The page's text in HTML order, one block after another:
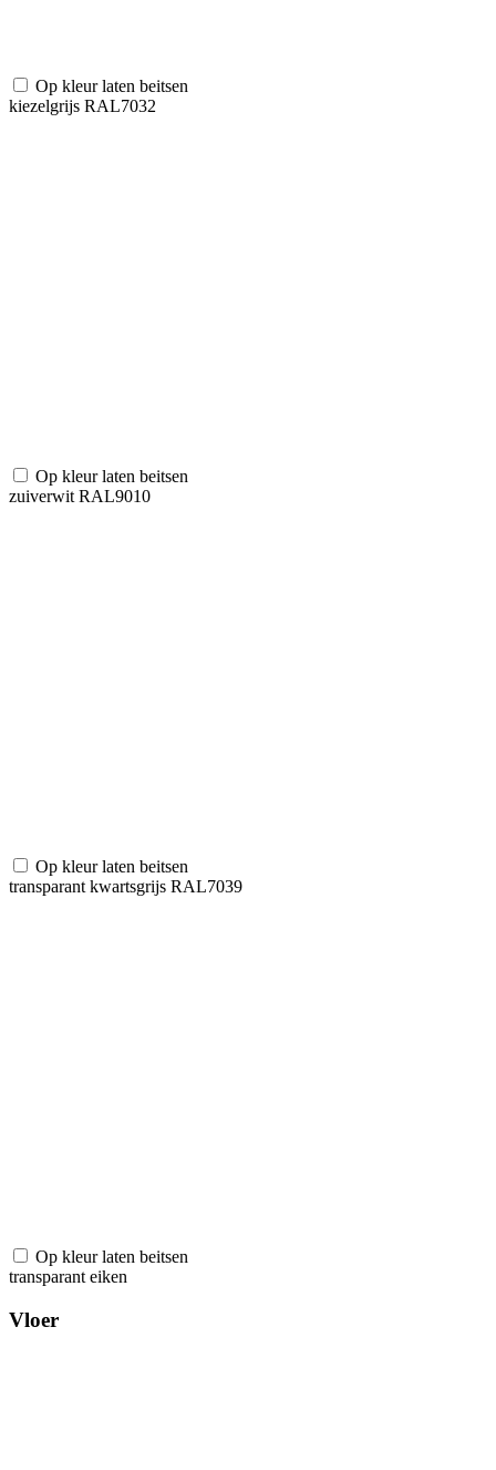
Op kleur laten beitsen
kiezelgrijs RAL7032
Op kleur laten beitsen
zuiverwit RAL9010
Op kleur laten beitsen
transparant kwartsgrijs RAL7039
Op kleur laten beitsen
transparant eiken
Vloer